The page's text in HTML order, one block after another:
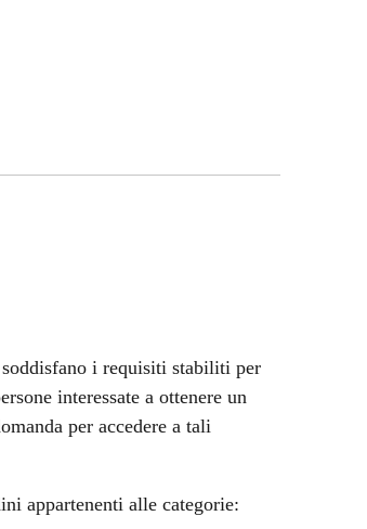
i requisiti stabiliti per
interessate a ottenere un
per accedere a tali
appartenenti alle categorie: